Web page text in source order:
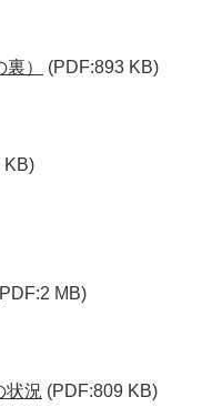
） (PDF:893 KB)
KB)
MB)
状況 (PDF:809 KB)